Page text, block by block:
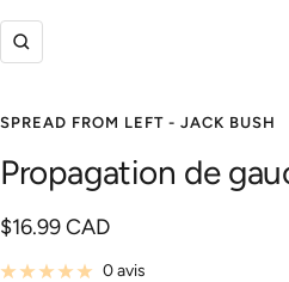
Zoom
SPREAD FROM LEFT - JACK BUSH
Propagation de
Prix
de
$16.99 CAD
0 avis